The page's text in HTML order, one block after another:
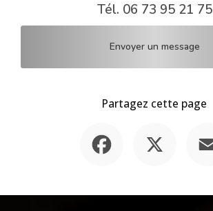
Tél. 06 73 95 21 75
Envoyer un message
Partagez cette page